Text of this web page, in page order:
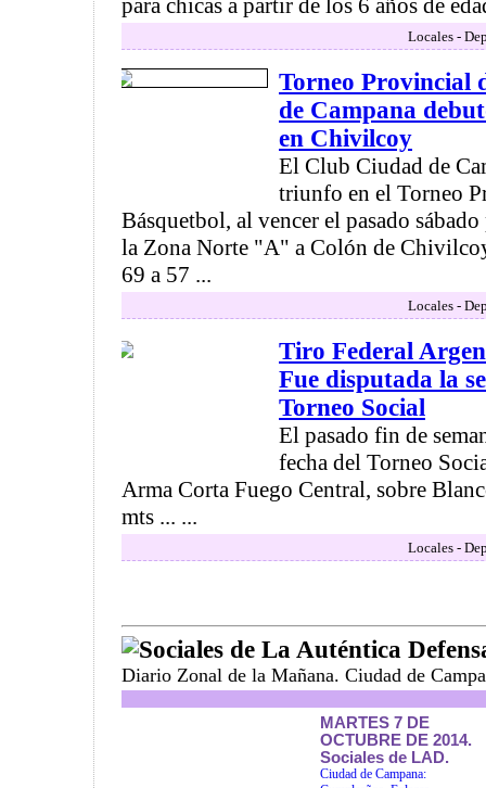
para chicas a partir de los 6 años de
Locales -
Torneo Provincial
de Campana
en Chivilcoy
El Club Ciudad de
triunfo en el Torneo
Básquetbol, al vencer el pasado
la Zona Norte "A" a Colón de
69 a 57 ...
Locales -
Tiro Federal
Fue disputada la
Torneo Social
El pasado fin de
fecha del Torneo
Arma Corta Fuego Central, sobre
mts ... ...
Locales -
Sociales de La Auténtica
Diario Zonal de la Mañana. Ciudad de
MARTES 7 DE
OCTUBRE DE 2014.
Sociales de LAD.
Ciudad de Campana: